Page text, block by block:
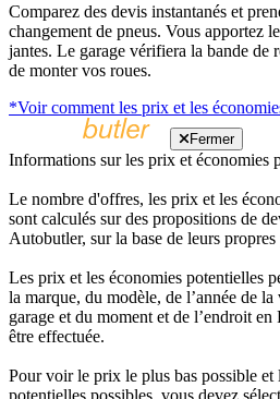
Comparez des devis instantanés et
changement de pneus. Vous apportez
jantes. Le garage vérifiera la bande de
de monter vos roues.
*Voir comment les prix et les
Fermer
Informations sur les prix et économies
Le nombre d'offres, les prix et les
sont calculés sur des propositions de
Autobutler, sur la base de leurs
Les prix et les économies potentielles
la marque, du modèle, de l’année de
garage et du moment et de l’endroit
être effectuée.
Pour voir le prix le plus bas possible et
potentielles possibles, vous devez